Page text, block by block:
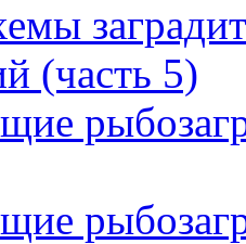
(часть 5)